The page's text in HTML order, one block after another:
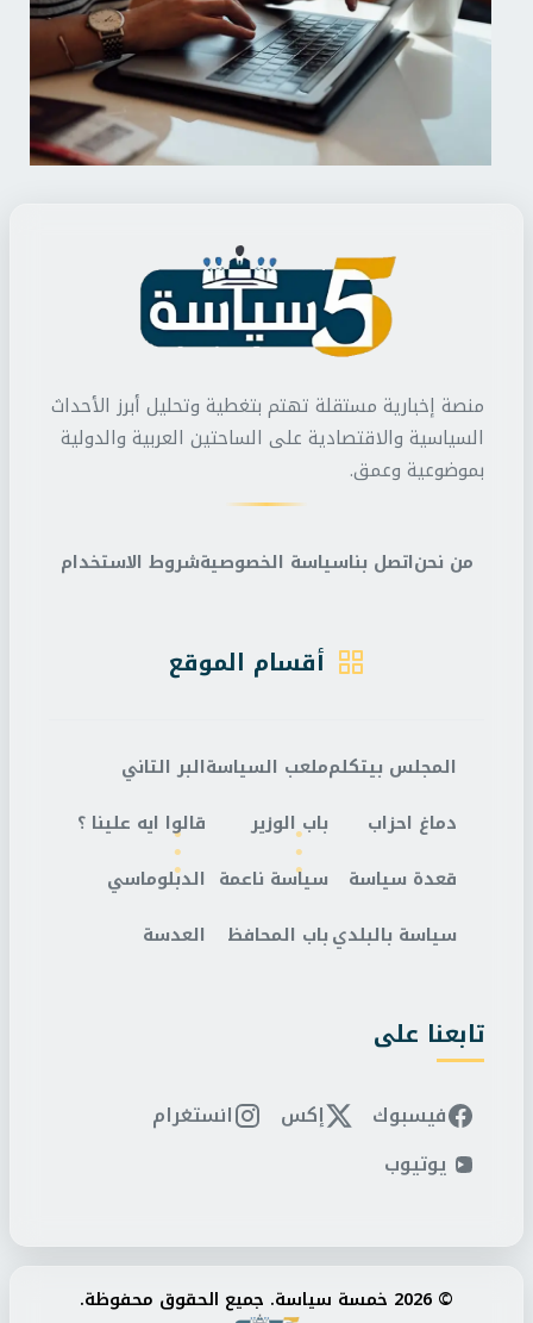
منصة إخبارية مستقلة تهتم بتغطية وتحليل أبرز الأحداث
السياسية والاقتصادية على الساحتين العربية والدولية
بموضوعية وعمق.
من نحناتصل بناسياسة الخصوصيةشروط الاستخدام
أقسام الموقع
المجلس بيتكلم
دماغ احزاب
قعدة سياسة
سياسة بالبلدي
ملعب السياسة
باب الوزير
سياسة ناعمة
باب المحافظ
البر التاني
قالوا ايه علينا ؟
الدبلوماسي
العدسة
تابعنا على
فيسبوك إكس
انستغرام
يوتيوب
© 2026 خمسة سياسة. جميع الحقوق محفوظة.